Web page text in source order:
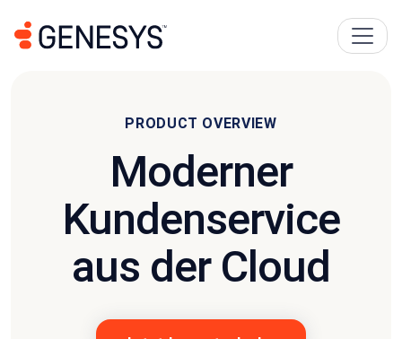
PRODUCT OVERVIEW
Moderner
Kundenservice
aus der Cloud